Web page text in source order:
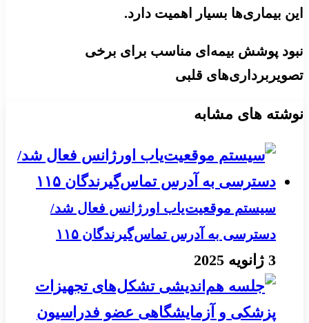
این بیماری‌ها بسیار اهمیت دارد.
نبود پوشش بیمه‌ای مناسب برای برخی
تصویربرداری‌های قلبی
نوشته های مشابه
سیستم موقعیت‌یاب اورژانس فعال شد/
دسترسی به آدرس تماس‌گیرندگان ۱۱۵
3 ژانویه 2025